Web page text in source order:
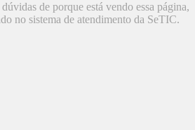
de porque está vendo essa página,
no sistema de atendimento da SeTIC.